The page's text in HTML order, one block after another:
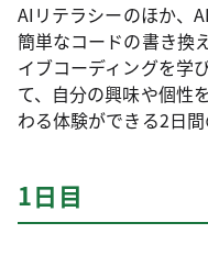
AIリテラシーのほか、
簡単なコードの書き換
イブコーディングを学
て、自分の興味や個性
わる体験ができる2日間
1日目